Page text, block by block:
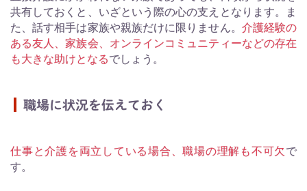
共有しておくと、いざという際の心の支えとなります。ま
た、話す相手は家族や親族だけに限りません。 介護経験の
ある友人、家族会、オンラインコミュニティーなどの存在
も大きな助けとなるでしょう。
職場に状況を伝えておく
仕事と介護を両立している場合、職場の理解も不可欠 で
す。